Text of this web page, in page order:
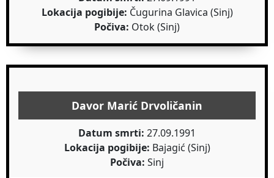
Lokacija pogibije: Čugurina Glavica (Sinj)
Počiva: Otok (Sinj)
Davor Marić Drvoličanin
Datum smrti: 27.09.1991
Lokacija pogibije: Bajagić (Sinj)
Počiva: Sinj